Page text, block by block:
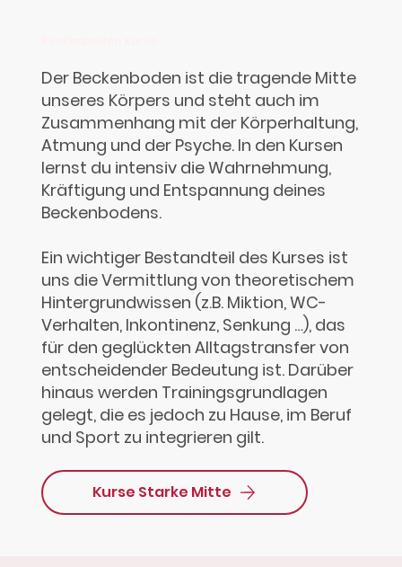
Der Beckenboden ist die tragende Mitte
unseres Körpers und steht auch im
Zusammenhang mit der Körperhaltung,
Atmung und der Psyche. In den Kursen
lernst du intensiv die Wahrnehmung,
Kräftigung und Entspannung deines
Beckenbodens.
Ein wichtiger Bestandteil des Kurses ist
uns die Vermittlung von theoretischem
Hintergrundwissen (z.B. Miktion, WC-
Verhalten, Inkontinenz, Senkung …), das
für den geglückten Alltagstransfer von
entscheidender Bedeutung ist. Darüber
hinaus werden Trainingsgrundlagen
gelegt, die es jedoch zu Hause, im Beruf
und Sport zu integrieren gilt.
Kurse Starke Mitte